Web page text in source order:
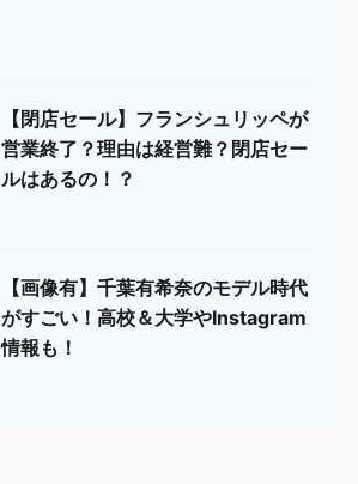
【閉店セール】フランシュリッペが
営業終了？理由は経営難？閉店セー
ルはあるの！？
【画像有】千葉有希奈のモデル時代
がすごい！高校＆大学やInstagram
情報も！